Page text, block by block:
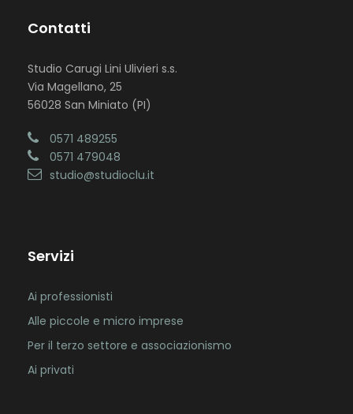
Contatti
Studio Carugi Lini Ulivieri s.s.
Via Magellano, 25
56028 San Miniato (PI)
0571 489255
0571 479048
studio@studioclu.it
Servizi
Ai professionisti
Alle piccole e micro imprese
Per il terzo settore e associazionismo
Ai privati